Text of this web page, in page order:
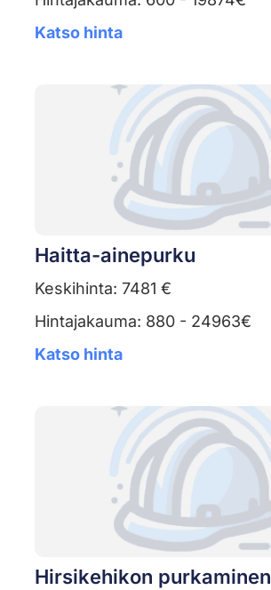
Katso hinta
Haitta-ainepurku
Keskihinta: 7481 €
Hintajakauma: 880 - 24963€
Katso hinta
Hirsikehikon purkaminen